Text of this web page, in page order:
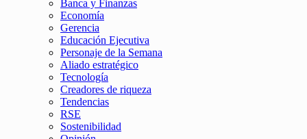
Banca y Finanzas
Economía
Gerencia
Educación Ejecutiva
Personaje de la Semana
Aliado estratégico
Tecnología
Creadores de riqueza
Tendencias
RSE
Sostenibilidad